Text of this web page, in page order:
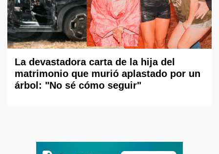
La devastadora carta de la hija del
matrimonio que murió aplastado por un
árbol: "No sé cómo seguir"